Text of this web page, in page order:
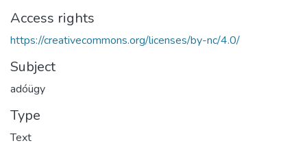
Access rights
https://creativecommons.org/licenses/by-nc/4.0/
Subject
adóügy
Type
Text